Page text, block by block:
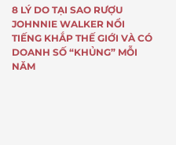
8 LÝ DO TẠI SAO RƯỢU
JOHNNIE WALKER NỔI
TIẾNG KHẮP THẾ GIỚI VÀ CÓ
DOANH SỐ “KHỦNG” MỖI
NĂM